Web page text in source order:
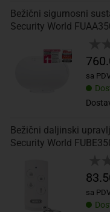
Bežični sigurnosni
Security World
sa
Bežični daljinski
Security World
sa